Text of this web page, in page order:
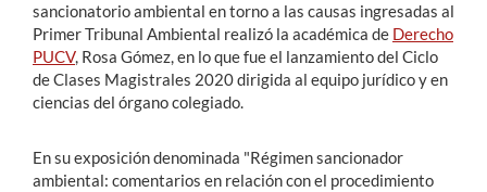
sancionatorio ambiental en torno a las causas ingresadas al
Primer Tribunal Ambiental realizó la académica de Derecho
PUCV, Rosa Gómez, en lo que fue el lanzamiento del Ciclo
de Clases Magistrales 2020 dirigida al equipo jurídico y en
ciencias del órgano colegiado.
En su exposición denominada "Régimen sancionador
ambiental: comentarios en relación con el procedimiento